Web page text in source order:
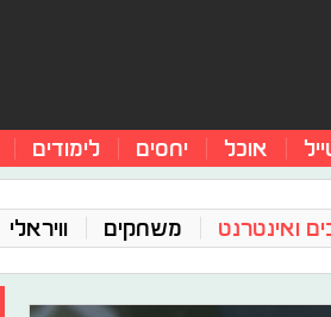
אוכל יחסים לימודים
ואינטרנט משחקים וויראלי